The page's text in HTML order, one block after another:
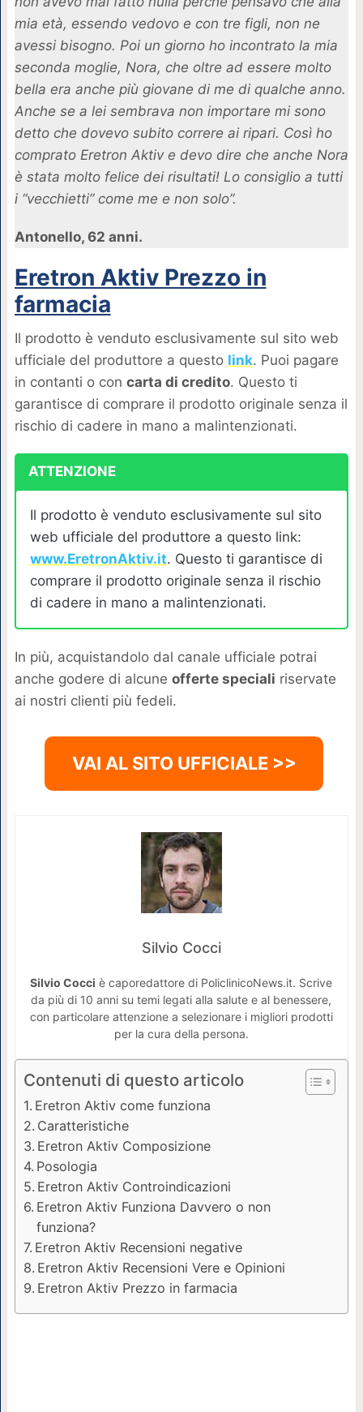
mia età, essendo vedovo e con tre figli, non ne
avessi bisogno. Poi un giorno ho incontrato la mia
seconda moglie, Nora, che oltre ad essere molto
bella era anche più giovane di me di qualche anno.
Anche se a lei sembrava non importare mi sono
detto che dovevo subito correre ai ripari. Così ho
comprato Eretron Aktiv e devo dire che anche Nora
è stata molto felice dei risultati! Lo consiglio a tutti
i “vecchietti” come me e non solo”.
Antonello, 62 anni.
Eretron Aktiv Prezzo in
farmacia
Il prodotto è venduto esclusivamente sul sito web
ufficiale del produttore a questo link. Puoi pagare
in contanti o con carta di credito. Questo ti
garantisce di comprare il prodotto originale senza il
rischio di cadere in mano a malintenzionati.
ATTENZIONE
Il prodotto è venduto esclusivamente sul sito
web ufficiale del produttore a questo link:
www.EretronAktiv.it. Questo ti garantisce di
comprare il prodotto originale senza il rischio
di cadere in mano a malintenzionati.
In più, acquistandolo dal canale ufficiale potrai
anche godere di alcune offerte speciali riservate
ai nostri clienti più fedeli.
VAI AL SITO UFFICIALE >>
Silvio Cocci
Silvio Cocci è caporedattore di PoliclinicoNews.it. Scrive
da più di 10 anni su temi legati alla salute e al benessere,
con particolare attenzione a selezionare i migliori prodotti
per la cura della persona.
Contenuti di questo articolo
Eretron Aktiv come funziona
Caratteristiche
Eretron Aktiv Composizione
Posologia
Eretron Aktiv Controindicazioni
Eretron Aktiv Funziona Davvero o non
funziona?
Eretron Aktiv Recensioni negative
Eretron Aktiv Recensioni Vere e Opinioni
Eretron Aktiv Prezzo in farmacia